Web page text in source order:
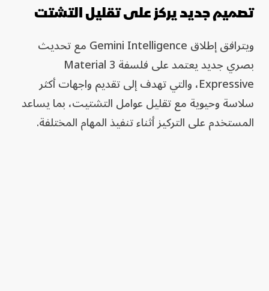
تصميم جديد يركز على تقليل التشتت
ويترافق إطلاق Gemini Intelligence مع تحديث
بصري جديد يعتمد على فلسفة Material 3
Expressive، والتي تهدف إلى تقديم واجهات أكثر
سلاسة وحيوية مع تقليل عوامل التشتيت، بما يساعد
المستخدم على التركيز أثناء تنفيذ المهام المختلفة.